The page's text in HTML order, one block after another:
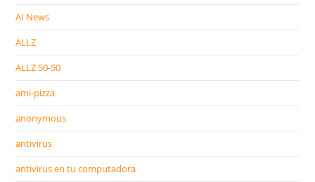
AI News
ALLZ
ALLZ 50-50
ami-pizza
anonymous
antivirus
antivirus en tu computadora